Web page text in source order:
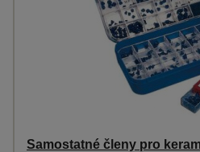
Samostatné členy pro